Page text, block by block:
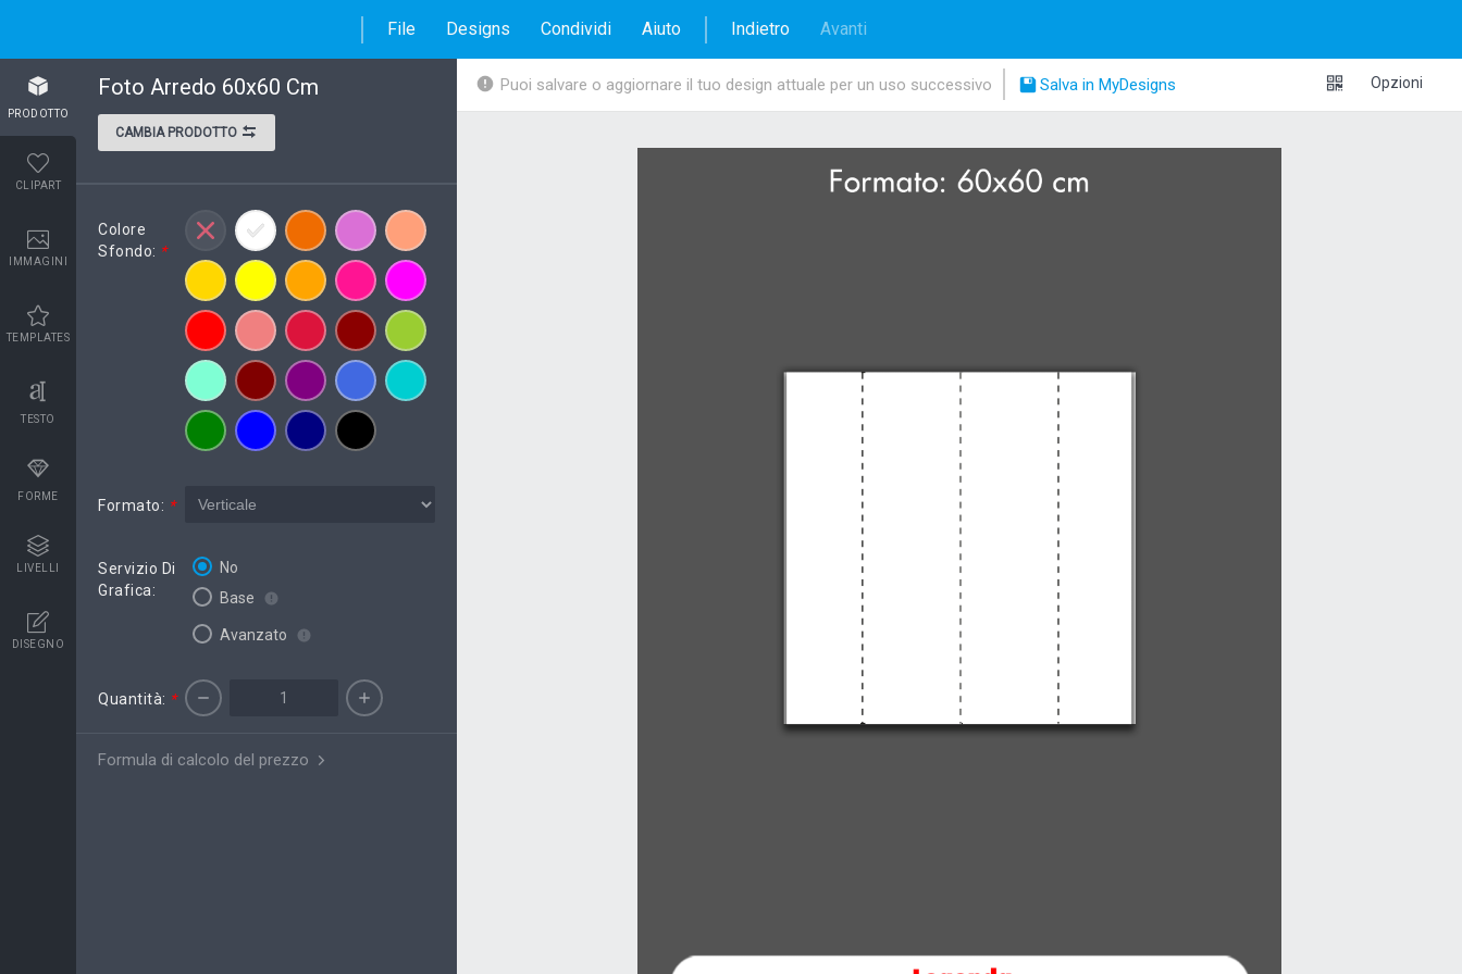
File Designs Condividi Aiuto Indietro Avanti
12.00€ AGGIUNGI AL CARRELLO TORNA AL NEGOZIO
PRODOTTO
CLIPART
IMMAGINI
TEMPLATES
TESTO
FORME
LIVELLI
DISEGNO
Foto Arredo 60x60 Cm
CAMBIA PRODOTTO
Colore
Sfondo: *
Formato: *
Servizio Di
Grafica:
No
Base
Avanzato
Quantità: *
Formula di calcolo del prezzo
Puoi salvare o aggiornare il tuo design attuale per un uso successivo Salva in MyDesigns Opzioni